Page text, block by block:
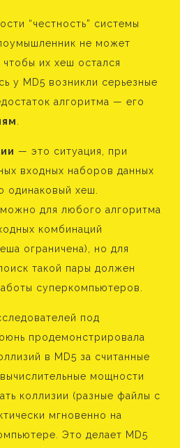
“честность” системы
не может
чтобы их хеш остался
у MD5 возникли серьезные
алгоритма — его
— это ситуация, при
входных наборов данных
одинаковый хеш.
для любого алгоритма
комбинаций
ограничена), но для
такой пары должен
суперкомпьютеров.
под
продемонстрировала
в MD5 за считанные
мощности
коллизии (разные файлы с
мгновенно на
Это делает MD5